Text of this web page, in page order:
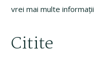
vrei mai multe
Citite